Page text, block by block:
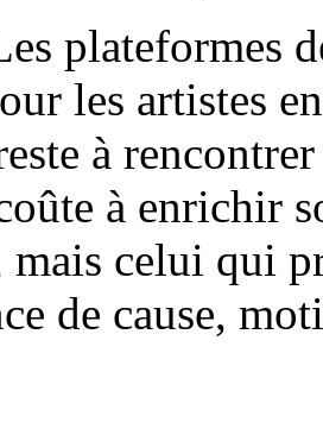
plateformes
les artistes
à
à enrichir
mais celui qui
de cause,